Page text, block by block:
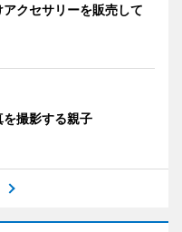
クセサリーを販売して
撮影する親子